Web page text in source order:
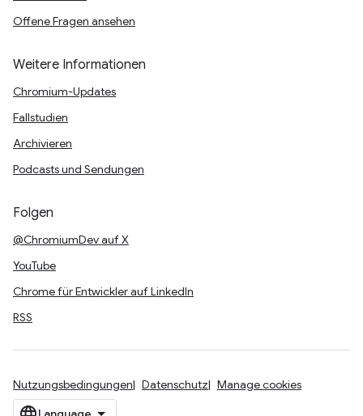
Offene Fragen ansehen
Weitere Informationen
Chromium-Updates
Fallstudien
Archivieren
Podcasts und Sendungen
Folgen
@ChromiumDev auf X
YouTube
Chrome für Entwickler auf LinkedIn
RSS
Nutzungsbedingungen Datenschutz Manage cookies